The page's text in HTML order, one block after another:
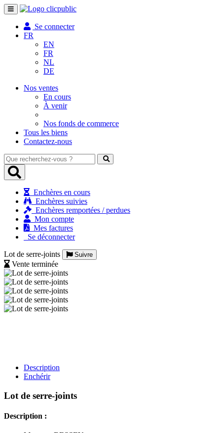
Toggle
navigation
Se connecter
FR
EN
FR
NL
DE
Nos ventes
En cours
À venir
Nos fonds de commerce
Tous les biens
Contactez-nous
Que
recherchez-
vous
Enchères en cours
Enchères suivies
Enchères remportées / perdues
Mon compte
Mes factures
Se déconnecter
Lot de serre-joints Suivre
Vente terminée
Description
Enchérir
Lot de serre-joints
Description :